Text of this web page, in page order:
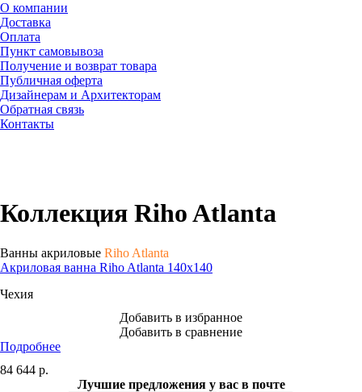
О компании
Доставка
Оплата
Пункт самовывоза
Получение и возврат товара
Публичная оферта
Дизайнерам и Архитекторам
Обратная связь
Контакты
Коллекция Riho Atlanta
Ванны акриловые Riho Atlanta
Акриловая ванна Riho Atlanta 140x140
Чехия
Добавить в избранное
Добавить в сравнение
Подробнее
84 644 р.
Лучшие предложения у вас в почте